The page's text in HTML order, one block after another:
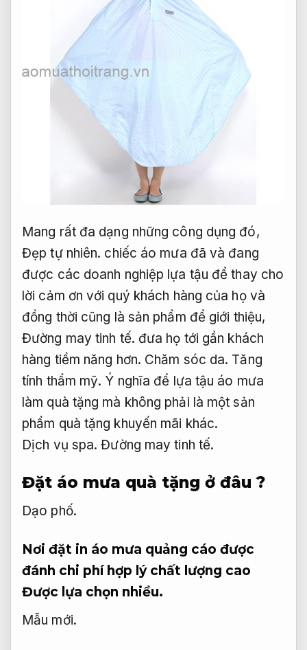
Mang rất đa dạng những công dụng đó,
Đẹp tự nhiên. chiếc áo mưa đã và đang
được các doanh nghiệp lựa tậu để thay cho
lời cảm ơn với quý khách hàng của họ và
đồng thời cũng là sản phẩm để giới thiệu,
Đường may tinh tế. đưa họ tới gần khách
hàng tiềm năng hơn. Chăm sóc da. Tăng
tính thẩm mỹ. Ý nghĩa để lựa tậu áo mưa
làm quà tặng mà không phải là một sản
phẩm quà tặng khuyến mãi khác.
Dịch vụ spa. Đường may tinh tế.
Đặt áo mưa quà tặng ở đâu ?
Dạo phố.
Nơi đặt in áo mưa quảng cáo được
đánh chi phí hợp lý chất lượng cao
Được lựa chọn nhiều.
Mẫu mới.